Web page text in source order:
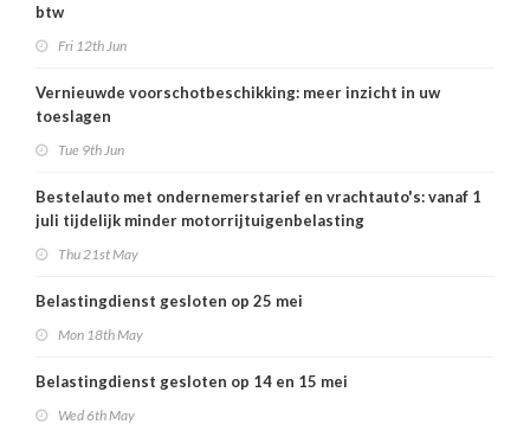
btw
Fri 12th Jun
Vernieuwde voorschotbeschikking: meer inzicht in uw
toeslagen
Tue 9th Jun
Bestelauto met ondernemerstarief en vrachtauto's: vanaf 1
juli tijdelijk minder motorrijtuigenbelasting
Thu 21st May
Belastingdienst gesloten op 25 mei
Mon 18th May
Belastingdienst gesloten op 14 en 15 mei
Wed 6th May